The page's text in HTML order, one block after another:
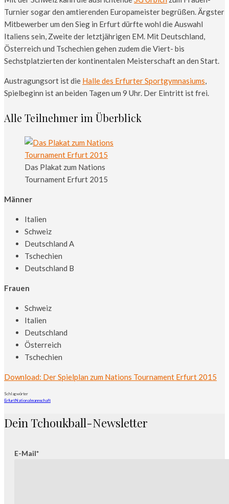
Turnier sogar den amtierenden Europameister begrüßen. Ärgster
Mitbewerber um den Sieg in Erfurt dürfte wohl die Auswahl
Italiens sein, Zweite der letztjährigen EM. Mit Deutschland,
Österreich und Tschechien gehen zudem die Viert- bis
Sechstplatzierten der kontinentalen Meisterschaft an den Start.
Austragungsort ist die Halle des Erfurter Sportgymnasiums,
Spielbeginn ist an beiden Tagen um 9 Uhr. Der Eintritt ist frei.
Alle Teilnehmer im Überblick
Das Plakat zum Nations
Tournament Erfurt 2015
Männer
Italien
Schweiz
Deutschland A
Tschechien
Deutschland B
Frauen
Schweiz
Italien
Deutschland
Österreich
Tschechien
Download: Der Spielplan zum Nations Tournament Erfurt 2015
Schlagwörter
ErfurtNationalmannschaft
Dein Tchoukball-Newsletter
E-Mail*